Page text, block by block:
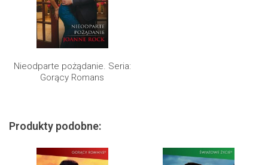
Nieodparte pożądanie. Seria:
Gorący Romans
Produkty podobne: